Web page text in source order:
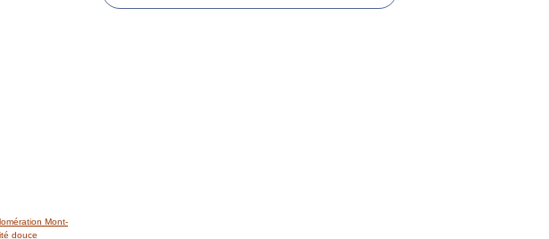
Mont-
douce